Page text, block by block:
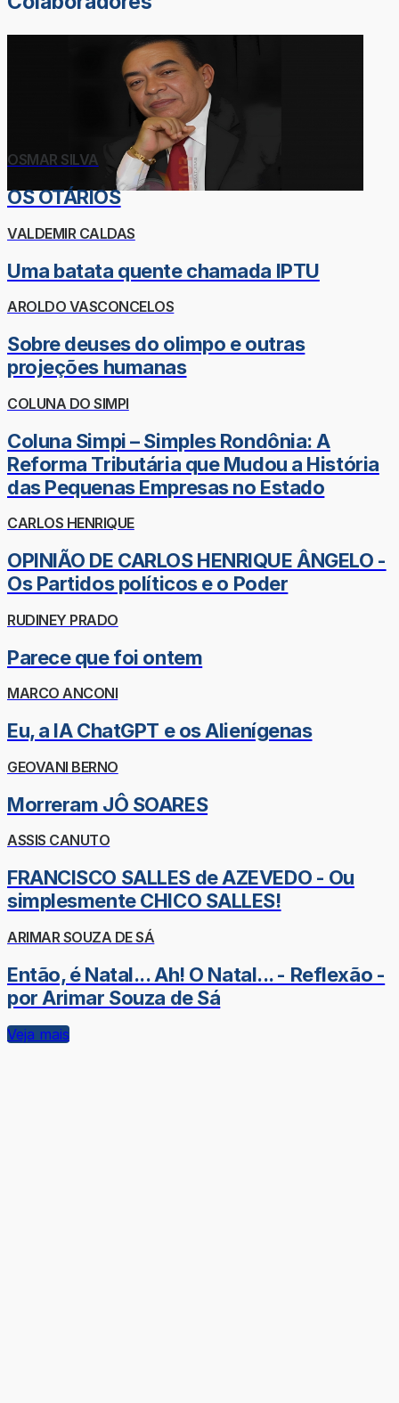
OSMAR SILVA
OS OTÁRIOS
VALDEMIR CALDAS
Uma batata quente chamada IPTU
AROLDO VASCONCELOS
Sobre deuses do olimpo e outras
projeções humanas
COLUNA DO SIMPI
Coluna Simpi – Simples Rondônia: A
Reforma Tributária que Mudou a História
das Pequenas Empresas no Estado
CARLOS HENRIQUE
OPINIÃO DE CARLOS HENRIQUE ÂNGELO -
Os Partidos políticos e o Poder
RUDINEY PRADO
Parece que foi ontem
MARCO ANCONI
Eu, a IA ChatGPT e os Alienígenas
GEOVANI BERNO
Morreram JÔ SOARES
ASSIS CANUTO
FRANCISCO SALLES de AZEVEDO - Ou
simplesmente CHICO SALLES!
ARIMAR SOUZA DE SÁ
Então, é Natal... Ah! O Natal... - Reflexão -
por Arimar Souza de Sá
Veja mais